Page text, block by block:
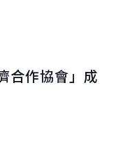
合作協會」成